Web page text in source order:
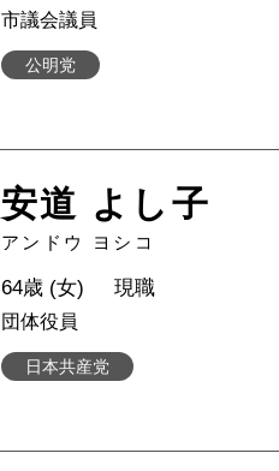
公明党
市議会議員
安道 よし子
アンドウ ヨシコ
日本共産党
64歳 (女) 現職
団体役員